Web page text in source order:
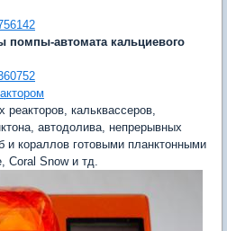
помпы-автомата кальциевого
кальквассеров,
автодолива, непрерывных
кораллов готовыми планктонными
Coral Snow и тд.